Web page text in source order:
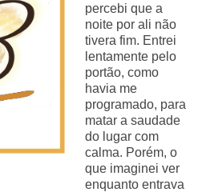
percebi que a
noite por ali não
tivera fim. Entrei
lentamente pelo
portão, como
havia me
programado, para
matar a saudade
do lugar com
calma. Porém, o
que imaginei ver
enquanto entrava